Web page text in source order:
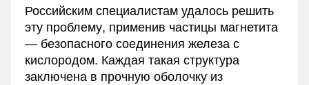
Российским специалистам удалось решить
эту проблему, применив частицы магнетита
— безопасного соединения железа с
кислородом. Каждая такая структура
заключена в прочную оболочку из